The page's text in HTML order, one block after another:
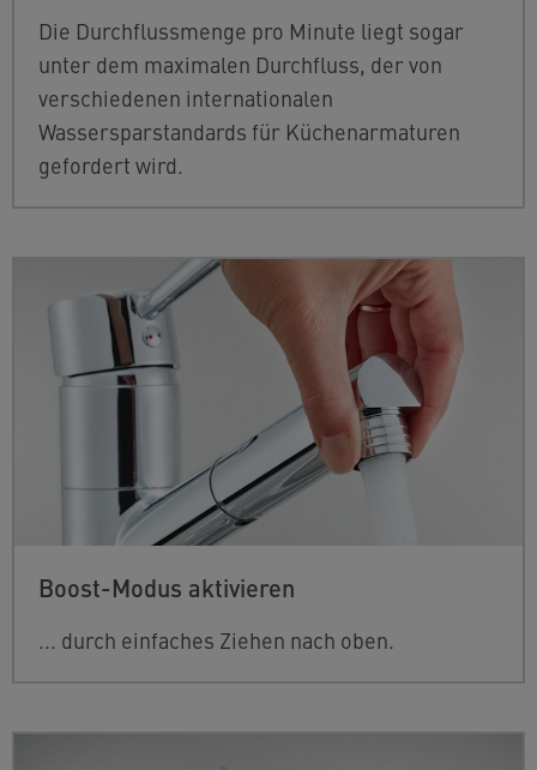
Die Durchflussmenge pro Minute liegt sogar
unter dem maximalen Durchfluss, der von
verschiedenen internationalen
Wassersparstandards für Küchenarmaturen
gefordert wird.
Boost-Modus aktivieren
... durch einfaches Ziehen nach oben.